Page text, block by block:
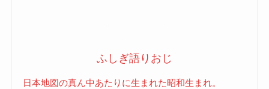
ふしぎ語りおじ
日本地図の真ん中あたりに生まれた昭和生まれ。